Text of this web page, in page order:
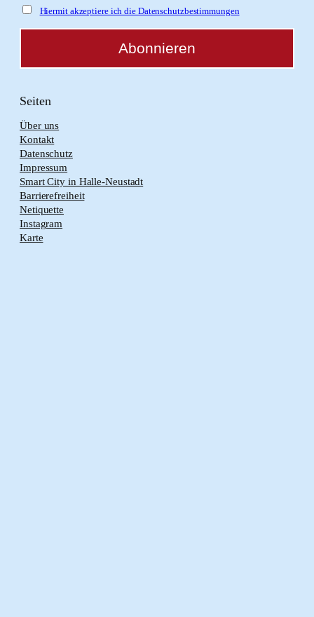
Hiermit akzeptiere ich die Datenschutzbestimmungen
Seiten
Über uns
Kontakt
Datenschutz
Impressum
Smart City in Halle-Neustadt
Barrierefreiheit
Netiquette
Instagram
Karte